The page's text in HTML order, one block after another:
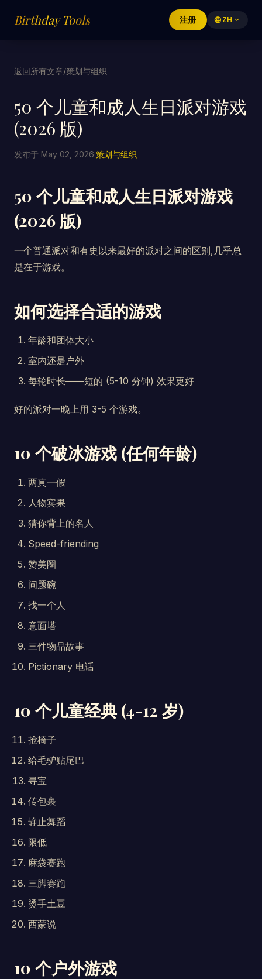
Birthday Tools 注册 language ZH expand_more
返回所有文章/策划与组织
50 个儿童和成人生日派对游戏
(2026 版)
发布于 May 02, 2026·策划与组织
50 个儿童和成人生日派对游戏
(2026 版)
一个普通派对和有史以来最好的派对之间的区别,几乎总
是在于游戏。
如何选择合适的游戏
年龄和团体大小
室内还是户外
每轮时长——短的 (5-10 分钟) 效果更好
好的派对一晚上用 3-5 个游戏。
10 个破冰游戏 (任何年龄)
两真一假
人物宾果
猜你背上的名人
Speed-friending
赞美圈
问题碗
找一个人
意面塔
三件物品故事
Pictionary 电话
10 个儿童经典 (4-12 岁)
抢椅子
给毛驴贴尾巴
寻宝
传包裹
静止舞蹈
限低
麻袋赛跑
三脚赛跑
烫手土豆
西蒙说
10 个户外游戏